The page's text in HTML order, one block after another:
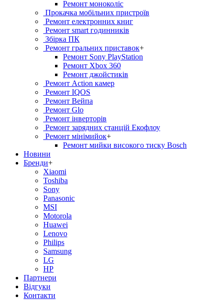
Ремонт моноколіс
Прокачка мобільних пристроїв
Ремонт електронних книг
Ремонт smart годинників
Збірка ПК
Ремонт гральних приставок+
Ремонт Sony PlayStation
Ремонт Xbox 360
Ремонт джойстиків
Ремонт Action камер
Ремонт IQOS
Ремонт Вейпа
Ремонт Glo
Ремонт інверторів
Ремонт зарядних станцій Екофлоу
Ремонт мiнiмийок+
Ремонт мийки високого тиску Bosch
Новини
Бренди+
Xiaomi
Toshiba
Sony
Panasonic
MSI
Motorola
Huawei
Lenovo
Philips
Samsung
LG
HP
Партнери
Вiдгуки
Контакти